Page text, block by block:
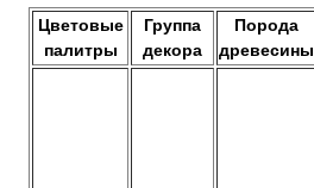
Цветовые
палитры
Группа
декора
Порода
древесины